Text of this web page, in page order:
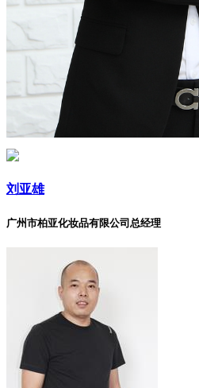
刘亚雄
广州市柏亚化妆品有限公司总经理